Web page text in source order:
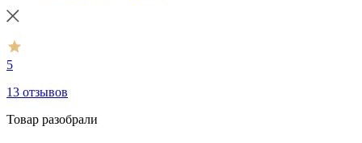
5
13 отзывов
Товар разобрали